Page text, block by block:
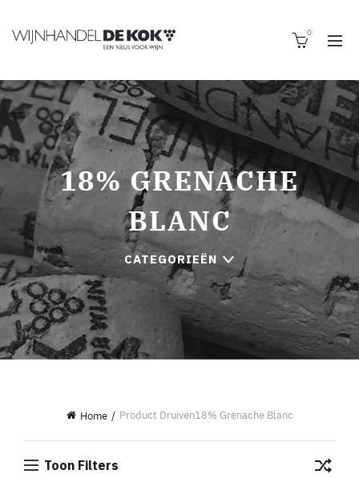
0
18% GRENACHE
BLANC
CATEGORIEËN
Home Product Druiven18% Grenache Blanc
Toon Filters